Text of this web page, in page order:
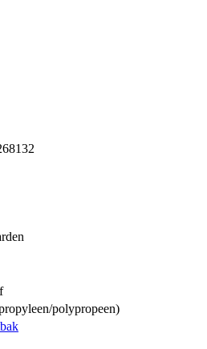
polypropeen)